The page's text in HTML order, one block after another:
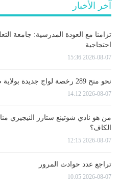
آخر الأخبار
تزامنا مع العودة المدرسية: جامعة
احتجاجية
2026-08-07 15:36
نحو منح 289 رخصة لواج جديدة بولاية صفاقس
2026-08-07 14:12
من هو نادي شوتينغ ستارز النيجيري
الكاف؟
2026-08-07 12:15
تراجع عدد حوادث المرور
2026-08-07 10:05